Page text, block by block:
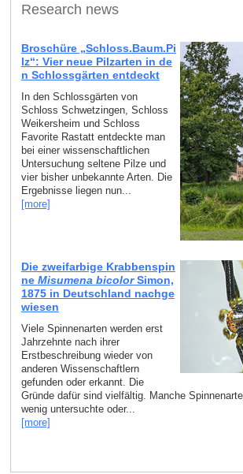
Research news
Broschüre „Schloss.Baum.Pi
lz“: Vier neue Pilzarten in de
n Schlossgärten entdeckt
In den Schlossgärten von
Schloss Schwetzingen, Schloss
Weikersheim und Schloss
Favorite Rastatt entdeckte man
bei einer wissenschaftlichen
Untersuchung seltene Pilze und
vier bisher unbekannte Arten. Die
Ergebnisse liegen nun...
[more]
Die zweifarbige Krabbenspin
ne Misumena bicolorSimon,
1875 in Deutschland nachge
wiesen
Viele Spinnenarten werden erst
Jahrzehnte nach ihrer
Erstbeschreibung wieder von
anderen Wissenschaftlern
gefunden oder erkannt. Die
Gründe dafür sind vielfältig. Manche
wenig untersuchte oder...
[more]